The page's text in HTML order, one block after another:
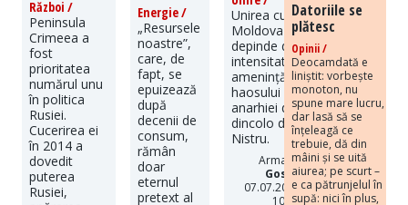
Război /
Peninsula
Crimeea a
fost
prioritatea
numărul unu
în politica
Rusiei.
Cucerirea ei
în 2014 a
dovedit
puterea
Rusiei,
Energie /
„Resursele
noastre”,
care, de
fapt, se
epuizează
după
decenii de
consum,
rămân
doar
eternul
pretext al
Unirea cu
Moldova
depinde de
intensitatea
amenințării
haosului și
anarhiei de
dincolo de
Nistru.
Armand
Gosu|
07.07.2026
10:16
Datoriile se
plătesc
Opinii /
Deocamdată e
liniștit: vorbește
monoton, nu
spune mare lucru,
dar lasă să se
înțeleagă ce
trebuie, dă din
mâini și se uită
aiurea; pe scurt –
e ca pătrunjelul în
supă: nici în plus,